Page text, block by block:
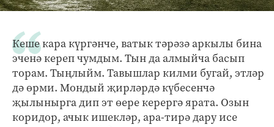
Кеше кара күргәнче, ватык тәрәзә аркылы бина
эченә кереп чумдым. Тын да алмыйча басып
торам. Тыңлыйм. Тавышлар килми бугай, этләр
дә өрми. Мондый җирләрдә күбесенчә
җылынырга дип эт өере керергә ярата. Озын
коридор, ачык ишекләр, ара-тирә дару исе